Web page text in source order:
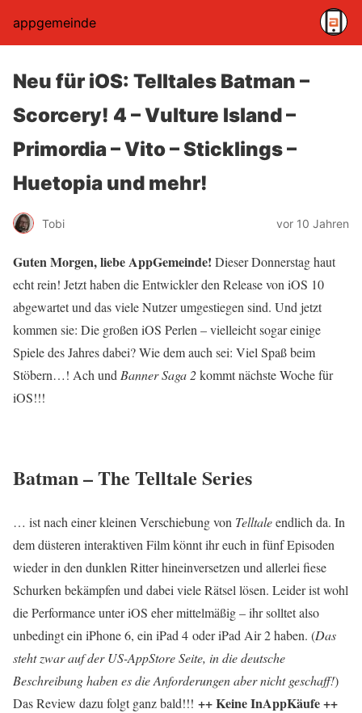
appgemeinde
Neu für iOS: Telltales Batman –
Scorcery! 4 – Vulture Island –
Primordia – Vito – Sticklings –
Huetopia und mehr!
Tobi vor 10 Jahren
Guten Morgen, liebe AppGemeinde! Dieser Donnerstag haut
echt rein! Jetzt haben die Entwickler den Release von iOS 10
abgewartet und das viele Nutzer umgestiegen sind. Und jetzt
kommen sie: Die großen iOS Perlen – vielleicht sogar einige
Spiele des Jahres dabei? Wie dem auch sei: Viel Spaß beim
Stöbern…! Ach und Banner Saga 2kommt nächste Woche für
iOS!!!
Batman – The Telltale Series
… ist nach einer kleinen Verschiebung von Telltaleendlich da. In
dem düsteren interaktiven Film könnt ihr euch in fünf Episoden
wieder in den dunklen Ritter hineinversetzen und allerlei fiese
Schurken bekämpfen und dabei viele Rätsel lösen. Leider ist wohl
die Performance unter iOS eher mittelmäßig – ihr solltet also
unbedingt ein iPhone 6, ein iPad 4 oder iPad Air 2 haben. (Das
steht zwar auf der US-AppStore Seite, in die deutsche
Beschreibung haben es die Anforderungen aber nicht geschaff!)
Das Review dazu folgt ganz bald!!! ++ Keine InAppKäufe ++